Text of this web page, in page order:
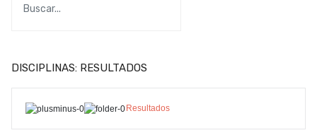
DISCIPLINAS: RESULTADOS
Resultados